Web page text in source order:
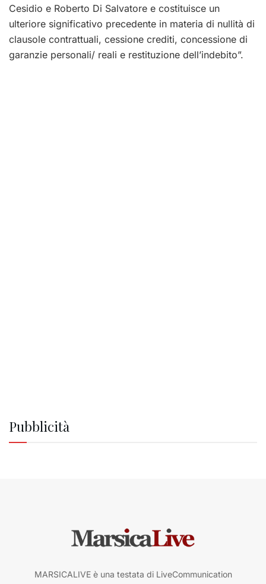
Cesidio e Roberto Di Salvatore e costituisce un
ulteriore significativo precedente in materia di nullità di
clausole contrattuali, cessione crediti, concessione di
garanzie personali/ reali e restituzione dell’indebito”.
Pubblicità
MARSICALIVE è una testata di LiveCommunication